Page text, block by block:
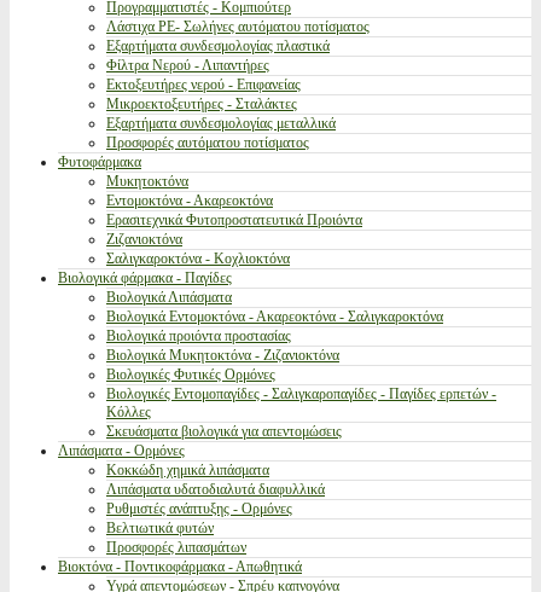
Προγραμματιστές - Κομπιούτερ
Λάστιχα PE- Σωλήνες αυτόματου ποτίσματος
Εξαρτήματα συνδεσμολογίας πλαστικά
Φίλτρα Νερού - Λιπαντήρες
Εκτοξευτήρες νερού - Επιφανείας
Μικροεκτοξευτήρες - Σταλάκτες
Εξαρτήματα συνδεσμολογίας μεταλλικά
Προσφορές αυτόματου ποτίσματος
Φυτοφάρμακα
Μυκητοκτόνα
Εντομοκτόνα - Ακαρεοκτόνα
Ερασιτεχνικά Φυτοπροστατευτικά Προιόντα
Ζιζανιοκτόνα
Σαλιγκαροκτόνα - Κοχλιοκτόνα
Βιολογικά φάρμακα - Παγίδες
Βιολογικά Λιπάσματα
Βιολογικά Εντομοκτόνα - Ακαρεοκτόνα - Σαλιγκαροκτόνα
Βιολογικά προιόντα προστασίας
Βιολογικά Μυκητοκτόνα - Ζιζανιοκτόνα
Βιολογικές Φυτικές Ορμόνες
Βιολογικές Εντομοπαγίδες - Σαλιγκαροπαγίδες - Παγίδες ερπετών -
Κόλλες
Σκευάσματα βιολογικά για απεντομώσεις
Λιπάσματα - Ορμόνες
Κοκκώδη χημικά λιπάσματα
Λιπάσματα υδατοδιαλυτά διαφυλλικά
Ρυθμιστές ανάπτυξης - Ορμόνες
Βελτιωτικά φυτών
Προσφορές λιπασμάτων
Βιοκτόνα - Ποντικοφάρμακα - Απωθητικά
Υγρά απεντομώσεων - Σπρέυ καπνογόνα